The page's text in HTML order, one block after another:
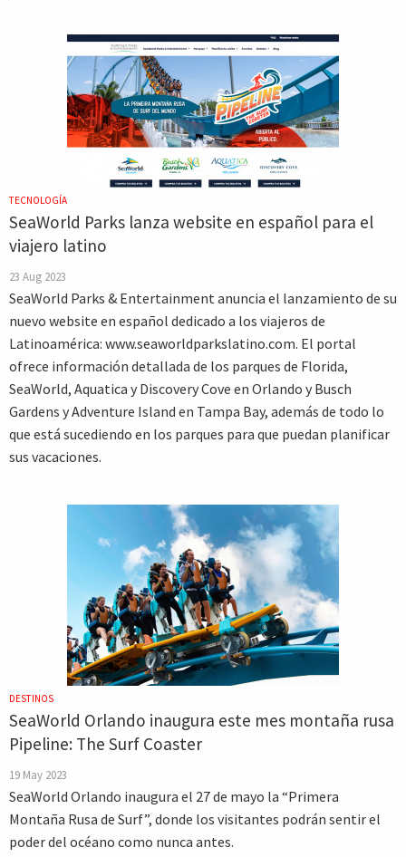
TECNOLOGÍA
SeaWorld Parks lanza website en español para el
viajero latino
23 Aug 2023
SeaWorld Parks & Entertainment anuncia el lanzamiento de su
nuevo website en español dedicado a los viajeros de
Latinoamérica: www.seaworldparkslatino.com. El portal
ofrece información detallada de los parques de Florida,
SeaWorld, Aquatica y Discovery Cove en Orlando y Busch
Gardens y Adventure Island en Tampa Bay, además de todo lo
que está sucediendo en los parques para que puedan planificar
sus vacaciones.
DESTINOS
SeaWorld Orlando inaugura este mes montaña rusa
Pipeline: The Surf Coaster
19 May 2023
SeaWorld Orlando inaugura el 27 de mayo la “Primera
Montaña Rusa de Surf”, donde los visitantes podrán sentir el
poder del océano como nunca antes.